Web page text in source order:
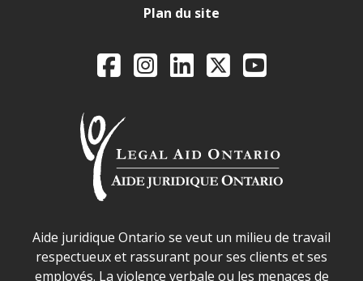
Plan du site
Legal Aid Ontario
FacebookInstagram
LinkedIn
X YouTube
Déclaration sur la sécurité dans les locaux d'AJO.
Aide juridique Ontario se veut un milieu de travail
respectueux et rassurant pour ses clients et ses
employés. La violence verbale ou les menaces de